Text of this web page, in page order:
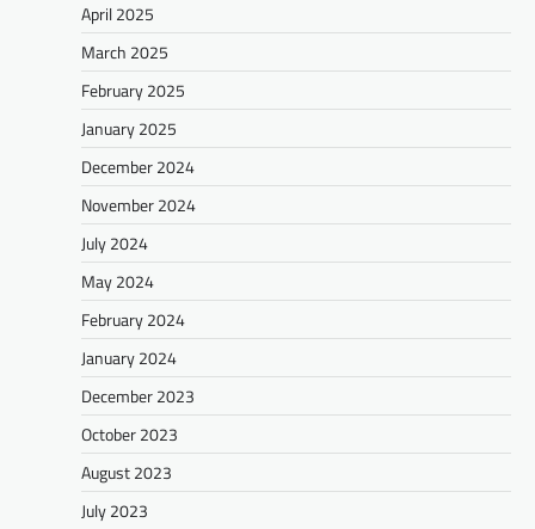
April 2025
March 2025
February 2025
January 2025
December 2024
November 2024
July 2024
May 2024
February 2024
January 2024
December 2023
October 2023
August 2023
July 2023